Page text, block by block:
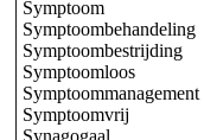
Symptoom
Symptoombehandeling
Symptoombestrijding
Symptoomloos
Symptoommanagement
Symptoomvrij
Synagogaal